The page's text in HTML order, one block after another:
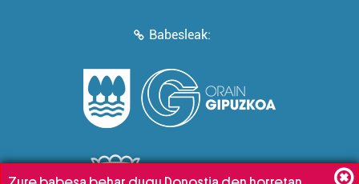
Babesleak: